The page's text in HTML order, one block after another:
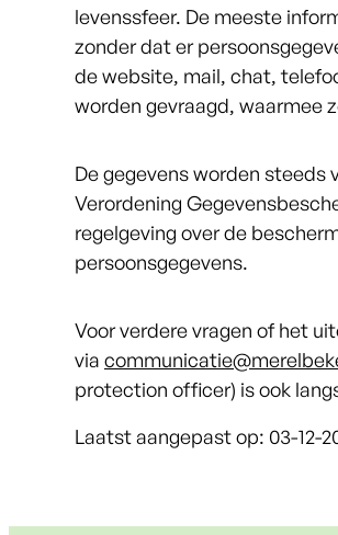
levenssfeer. De meeste
zonder dat er
de website, mail, chat,
worden gevraagd, waarmee
De gegevens worden steeds
Verordening
regelgeving over de
persoonsgegevens.
Voor verdere vragen of het
via
protection officer) is ook
Laatst aangepast op: 03-12-